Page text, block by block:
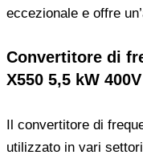
eccezionale e offre
Convertitore di
X550 5,5 kW
Il convertitore di
utilizzato in vari